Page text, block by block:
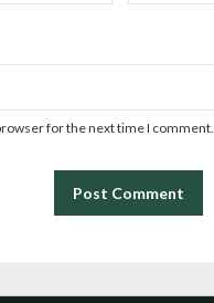
for the next time I comment.